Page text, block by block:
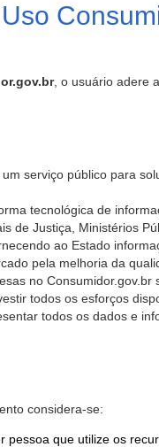
, o usuário adere
serviço público para
tecnológica de
de Justiça, Ministérios
ao Estado
pela melhoria da
no
todos os esforços
todos os dados e
considera-se:
pessoa que utilize os